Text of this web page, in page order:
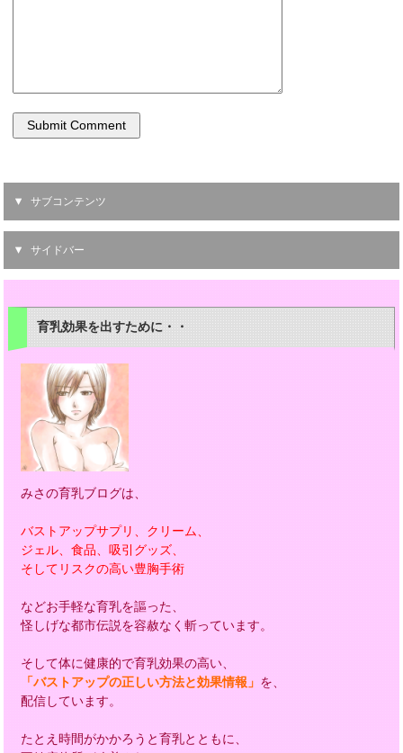
サブコンテンツ
サイドバー
育乳効果を出すために・・
みさの育乳ブログは、
バストアップサプリ、クリーム、
ジェル、食品、吸引グッズ、
そしてリスクの高い豊胸手術
などお手軽な育乳を謳った、
怪しげな都市伝説を容赦なく斬っています。
そして体に健康的で育乳効果の高い、
「バストアップの正しい方法と効果情報」 を、
配信しています。
たとえ時間がかかろうと育乳とともに、